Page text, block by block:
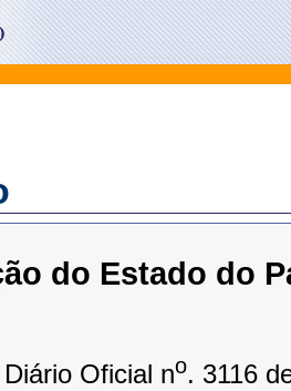
do Estado do
Oficial no. 3116